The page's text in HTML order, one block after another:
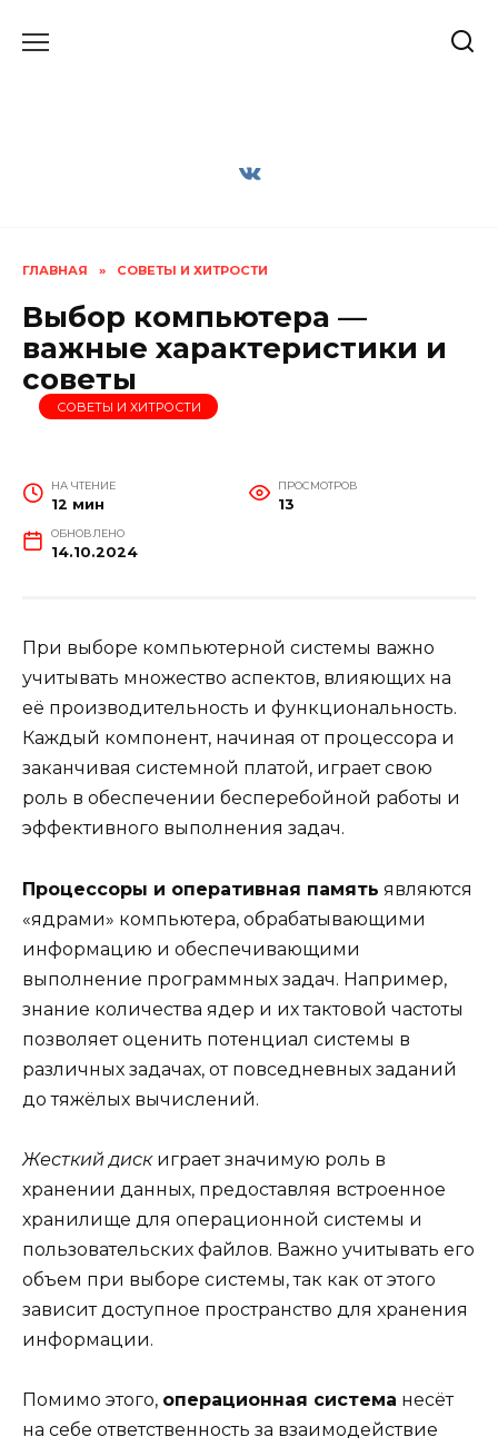
ГЛАВНАЯ » СОВЕТЫ И ХИТРОСТИ
Выбор компьютера —
важные характеристики и
советы
СОВЕТЫ И ХИТРОСТИ
НА ЧТЕНИЕ
12 мин
ПРОСМОТРОВ
13
ОБНОВЛЕНО
14.10.2024
При выборе компьютерной системы важно
учитывать множество аспектов, влияющих на
её производительность и функциональность.
Каждый компонент, начиная от процессора и
заканчивая системной платой, играет свою
роль в обеспечении бесперебойной работы и
эффективного выполнения задач.
Процессоры и оперативная память являются
«ядрами» компьютера, обрабатывающими
информацию и обеспечивающими
выполнение программных задач. Например,
знание количества ядер и их тактовой частоты
позволяет оценить потенциал системы в
различных задачах, от повседневных заданий
до тяжёлых вычислений.
Жесткий дискиграет значимую роль в
хранении данных, предоставляя встроенное
хранилище для операционной системы и
пользовательских файлов. Важно учитывать его
объем при выборе системы, так как от этого
зависит доступное пространство для хранения
информации.
Помимо этого, операционная система несёт
на себе ответственность за взаимодействие